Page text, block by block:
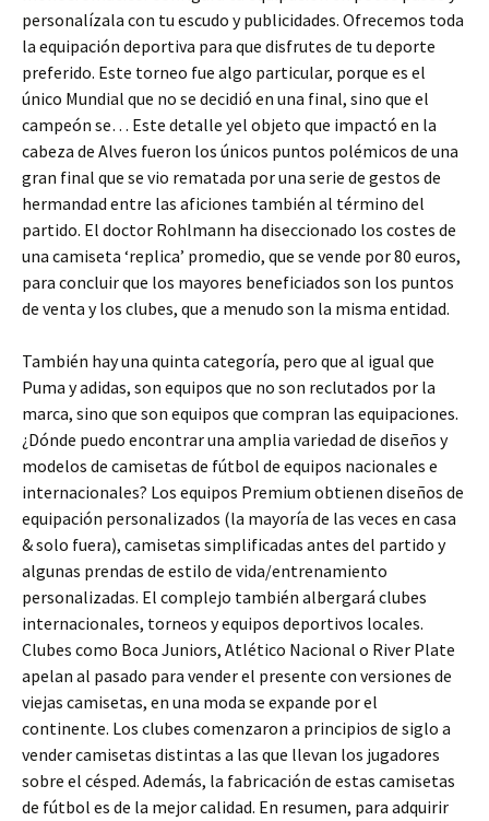
personalízala con tu escudo y publicidades. Ofrecemos toda
la equipación deportiva para que disfrutes de tu deporte
preferido. Este torneo fue algo particular, porque es el
único Mundial que no se decidió en una final, sino que el
campeón se… Este detalle yel objeto que impactó en la
cabeza de Alves fueron los únicos puntos polémicos de una
gran final que se vio rematada por una serie de gestos de
hermandad entre las aficiones también al término del
partido. El doctor Rohlmann ha diseccionado los costes de
una camiseta ‘replica’ promedio, que se vende por 80 euros,
para concluir que los mayores beneficiados son los puntos
de venta y los clubes, que a menudo son la misma entidad.
También hay una quinta categoría, pero que al igual que
Puma y adidas, son equipos que no son reclutados por la
marca, sino que son equipos que compran las equipaciones.
¿Dónde puedo encontrar una amplia variedad de diseños y
modelos de camisetas de fútbol de equipos nacionales e
internacionales? Los equipos Premium obtienen diseños de
equipación personalizados (la mayoría de las veces en casa
& solo fuera), camisetas simplificadas antes del partido y
algunas prendas de estilo de vida/entrenamiento
personalizadas. El complejo también albergará clubes
internacionales, torneos y equipos deportivos locales.
Clubes como Boca Juniors, Atlético Nacional o River Plate
apelan al pasado para vender el presente con versiones de
viejas camisetas, en una moda se expande por el
continente. Los clubes comenzaron a principios de siglo a
vender camisetas distintas a las que llevan los jugadores
sobre el césped. Además, la fabricación de estas camisetas
de fútbol es de la mejor calidad. En resumen, para adquirir